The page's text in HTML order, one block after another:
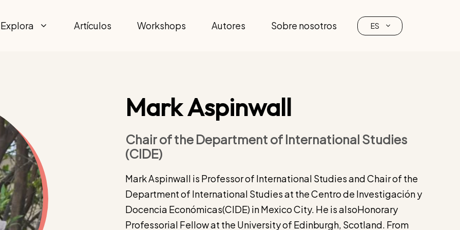
Explora Artículos Workshops Autores Sobre nosotros ES
Mark Aspinwall
Chair of the Department of International Studies
(CIDE)
Mark Aspinwall is Professor of International Studies and Chair of the
Department of International Studies at the Centro de Investigación y
Docencia Económicas(CIDE) in Mexico City. He is alsoHonorary
Professorial Fellow at the University of Edinburgh, Scotland. From